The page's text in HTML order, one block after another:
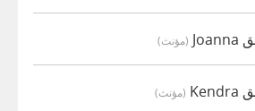
(مؤنث)
(مؤنث)